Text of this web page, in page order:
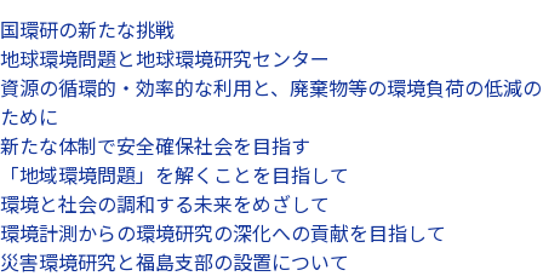
国環研の新たな挑戦
地球環境問題と地球環境研究センター
資源の循環的・効率的な利用と、廃棄物等の環境負荷の低減の
ために
新たな体制で安全確保社会を目指す
「地域環境問題」を解くことを目指して
環境と社会の調和する未来をめざして
環境計測からの環境研究の深化への貢献を目指して
災害環境研究と福島支部の設置について